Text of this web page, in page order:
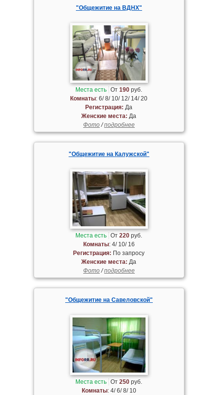
"Общежитие на ВДНХ"
Места есть От190 руб.
Комнаты: 6/ 8/ 10/ 12/ 14/ 20
Регистрация: Да
Женские места: Да
Фото/подробнее
"Общежитие на Калужской"
Места есть От220 руб.
Комнаты: 4/ 10/ 16
Регистрация: По запросу
Женские места: Да
Фото/подробнее
"Общежитие на Савеловской"
Места есть От250 руб.
Комнаты: 4/ 6/ 8/ 10